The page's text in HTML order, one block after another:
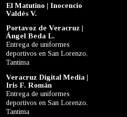
El Matutino | Inocencio
Valdés V.
Portavoz de Veracruz |
Ángel Beda L.
Entrega de uniformes
deportivos en San Lorenzo,
Tantima
Veracruz Digital Media |
Iris F. Román
Entrega de uniformes
deportivos en San Lorenzo,
Tantima